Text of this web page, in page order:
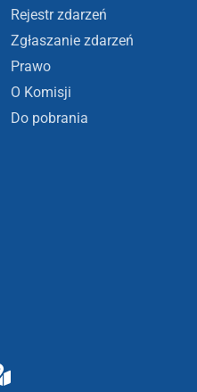
Rejestr zdarzeń
Zgłaszanie zdarzeń
Prawo
O Komisji
Do pobrania